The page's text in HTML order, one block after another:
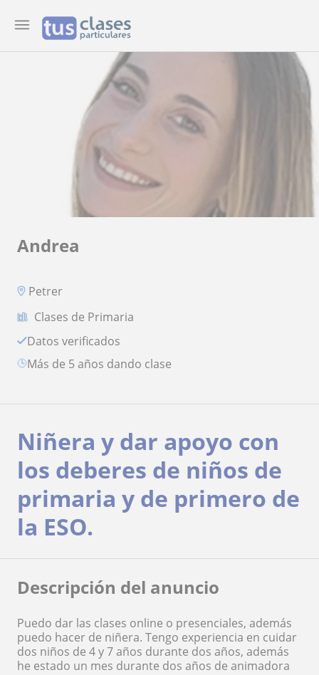
Andrea
Petrer
Clases de Primaria
Datos verificados
más de 5 años dando clase
Niñera y dar apoyo con
los deberes de niños de
primaria y de primero de
la ESO.
Descripción del anuncio
Puedo dar las clases online o presenciales, además
puedo hacer de niñera. Tengo experiencia en cuidar
dos niños de 4 y 7 años durante dos años, además
he estado un mes durante dos años de animadora